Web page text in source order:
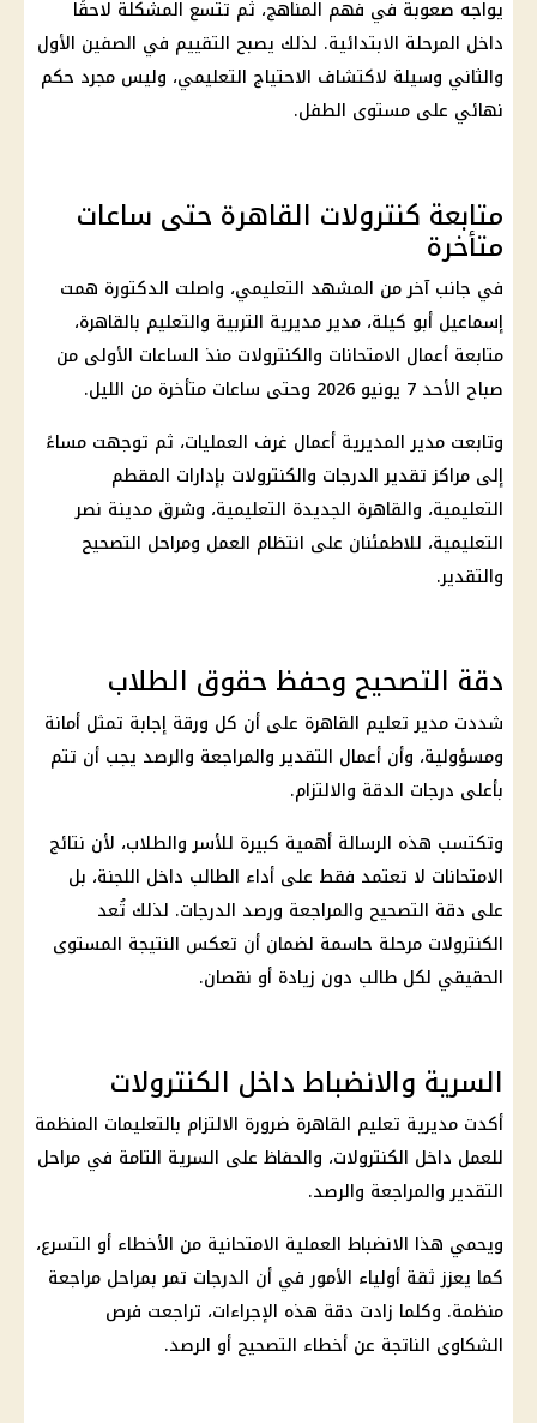
يواجه صعوبة في فهم المناهج، ثم تتسع المشكلة لاحقًا
داخل المرحلة الابتدائية. لذلك يصبح التقييم في الصفين الأول
والثاني وسيلة لاكتشاف الاحتياج التعليمي، وليس مجرد حكم
نهائي على مستوى الطفل.
متابعة كنترولات القاهرة حتى ساعات
متأخرة
في جانب آخر من المشهد التعليمي، واصلت الدكتورة همت
إسماعيل أبو كيلة، مدير مديرية التربية والتعليم بالقاهرة،
متابعة أعمال الامتحانات والكنترولات منذ الساعات الأولى من
صباح الأحد 7 يونيو 2026 وحتى ساعات متأخرة من الليل.
وتابعت مدير المديرية أعمال غرف العمليات، ثم توجهت مساءً
إلى مراكز تقدير الدرجات والكنترولات بإدارات المقطم
التعليمية، والقاهرة الجديدة التعليمية، وشرق مدينة نصر
التعليمية، للاطمئنان على انتظام العمل ومراحل التصحيح
والتقدير.
دقة التصحيح وحفظ حقوق الطلاب
شددت مديرتعليم القاهرة على أن كل ورقة إجابة تمثل أمانة
ومسؤولية، وأن أعمال التقدير والمراجعة والرصد يجب أن تتم
بأعلى درجات الدقة والالتزام.
وتكتسب هذه الرسالة أهمية كبيرة للأسر والطلاب، لأن نتائج
الامتحانات لا تعتمد فقط على أداء الطالب داخل اللجنة، بل
على دقة التصحيح والمراجعة ورصد الدرجات. لذلك تُعد
الكنترولات مرحلة حاسمة لضمان أن تعكس النتيجة المستوى
الحقيقي لكل طالب دون زيادة أو نقصان.
السرية والانضباط داخل الكنترولات
أكدت مديرية تعليم القاهرة ضرورة الالتزام بالتعليمات المنظمة
للعمل داخل الكنترولات، والحفاظ على السرية التامة في مراحل
التقدير والمراجعة والرصد.
ويحمي هذا الانضباط العملية الامتحانية من الأخطاء أو التسرع،
كما يعزز ثقة أولياء الأمورفي أن الدرجات تمر بمراحل مراجعة
منظمة. وكلما زادت دقة هذه الإجراءات، تراجعت فرص
الشكاوى الناتجة عن أخطاء التصحيح أو الرصد.